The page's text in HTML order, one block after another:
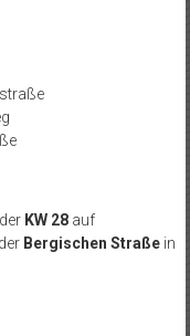
KW 28 auf
Bergischen Straße in